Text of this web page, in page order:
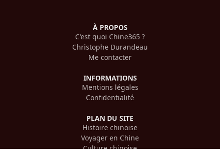
À PROPOS
C'est quoi Chine365 ?
Christophe Durandeau
Me contacter
INFORMATIONS
Mentions légales
Confidentialité
PLAN DU SITE
Histoire chinoise
Voyager en Chine
Culture chinoise